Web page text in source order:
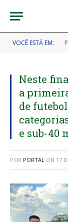
VOCÊ ESTÁ EM:
Neste
a
de futebol
e sub-40
POR PORTAL ON 17